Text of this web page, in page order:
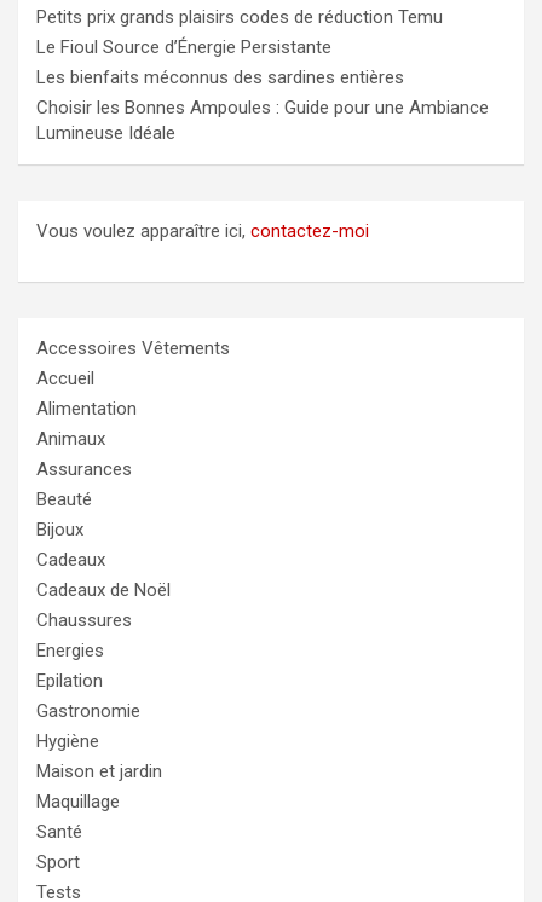
Petits prix grands plaisirs codes de réduction Temu
Le Fioul Source d’Énergie Persistante
Les bienfaits méconnus des sardines entières
Choisir les Bonnes Ampoules : Guide pour une Ambiance
Lumineuse Idéale
Vous voulez apparaître ici, contactez-moi
Accessoires Vêtements
Accueil
Alimentation
Animaux
Assurances
Beauté
Bijoux
Cadeaux
Cadeaux de Noël
Chaussures
Energies
Epilation
Gastronomie
Hygiène
Maison et jardin
Maquillage
Santé
Sport
Tests